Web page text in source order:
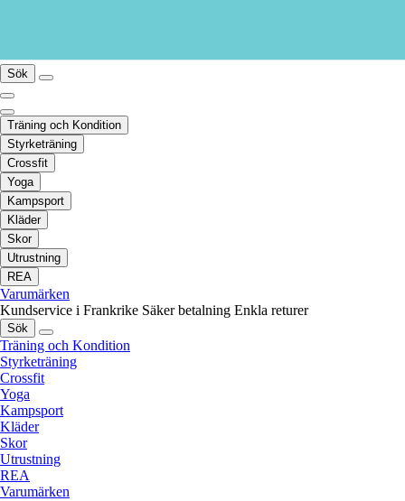
Sök
Träning och Kondition
Styrketräning
Crossfit
Yoga
Kampsport
Kläder
Skor
Utrustning
REA
Varumärken
Kundservice i Frankrike Säker betalning Enkla returer
Sök
Träning och Kondition
Styrketräning
Crossfit
Yoga
Kampsport
Kläder
Skor
Utrustning
REA
Varumärken